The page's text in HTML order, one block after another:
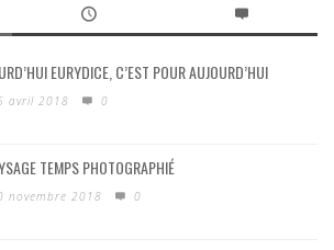
EURYDICE, C’EST POUR AUJOURD’HUI
avril 2018 0
TEMPS PHOTOGRAPHIÉ
novembre 2018 0